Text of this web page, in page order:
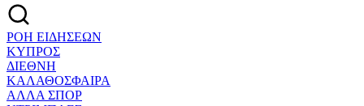
ΡΟΗ ΕΙΔΗΣΕΩΝ
ΚΥΠΡΟΣ
ΔΙΕΘΝΗ
ΚΑΛΑΘΟΣΦΑΙΡΑ
ΑΛΛΑ ΣΠΟΡ